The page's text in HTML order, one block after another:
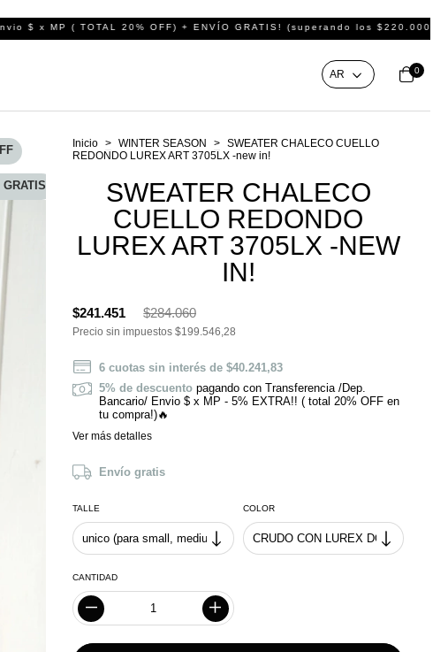
OFF) + ENVÍO GRATIS! (superando los $220.000 de compra) Conseguí
0
GRATIS
Inicio > WINTER SEASON > SWEATER CHALECO CUELLO
REDONDO LUREX ART 3705LX -new in!
SWEATER CHALECO
CUELLO REDONDO
LUREX ART 3705LX -NEW
IN!
$241.451 $284.060
Precio sin impuestos$199.546,28
6 cuotas sin interés de $40.241,83
5% de descuentopagando con Transferencia /Dep.
Bancario/ Envio $ x MP - 5% EXTRA!! ( total 20% OFF en
tu compra!)🔥
Ver más detalles
Envío gratis
TALLE COLOR
CANTIDAD